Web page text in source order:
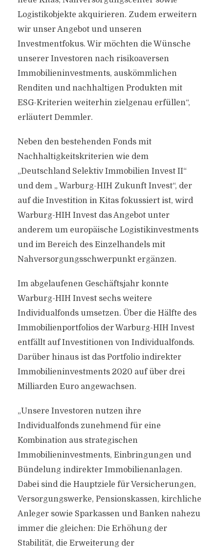
Logistikobjekte akquirieren. Zudem erweitern
wir unser Angebot und unseren
Investmentfokus. Wir möchten die Wünsche
unserer Investoren nach risikoaversen
Immobilieninvestments, auskömmlichen
Renditen und nachhaltigen Produkten mit
ESG-Kriterien weiterhin zielgenau erfüllen“,
erläutert Demmler.
Neben den bestehenden Fonds mit
Nachhaltigkeitskriterien wie dem
„Deutschland Selektiv Immobilien Invest II“
und dem „ Warburg-HIH Zukunft Invest“, der
auf die Investition in Kitas fokussiert ist, wird
Warburg-HIH Invest das Angebot unter
anderem um europäische Logistikinvestments
und im Bereich des Einzelhandels mit
Nahversorgungsschwerpunkt ergänzen.
Im abgelaufenen Geschäftsjahr konnte
Warburg-HIH Invest sechs weitere
Individualfonds umsetzen. Über die Hälfte des
Immobilienportfolios der Warburg-HIH Invest
entfällt auf Investitionen von Individualfonds.
Darüber hinaus ist das Portfolio indirekter
Immobilieninvestments 2020 auf über drei
Milliarden Euro angewachsen.
„Unsere Investoren nutzen ihre
Individualfonds zunehmend für eine
Kombination aus strategischen
Immobilieninvestments, Einbringungen und
Bündelung indirekter Immobilienanlagen.
Dabei sind die Hauptziele für Versicherungen,
Versorgungswerke, Pensionskassen, kirchliche
Anleger sowie Sparkassen und Banken nahezu
immer die gleichen: Die Erhöhung der
Stabilität, die Erweiterung der